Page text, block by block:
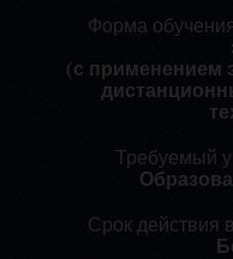
Форма
(с применением
Требуемый
Срок действия